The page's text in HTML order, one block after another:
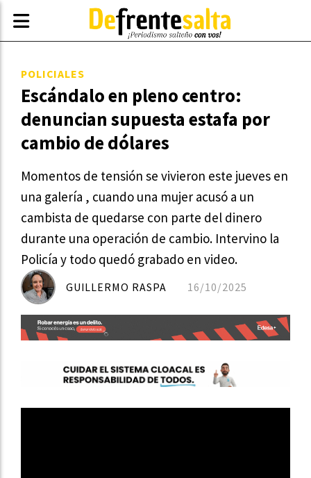
Escándalo en pleno centro:
denuncian supuesta estafa por
cambio de dólares
Momentos de tensión se vivieron este jueves en
una galería , cuando una mujer acusó a un
cambista de quedarse con parte del dinero
durante una operación de cambio. Intervino la
Policía y todo quedó grabado en video.
POLICIALES
16/10/2025
GUILLERMO RASPA